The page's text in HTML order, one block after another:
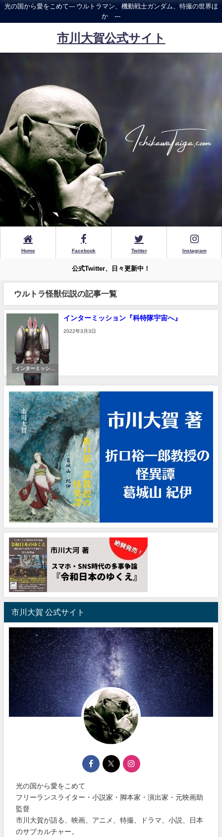
光の国から愛をこめて--- ウルトラマン、機動戦士ガンダム、特撮の世界ほ
か ---
市川大賀公式サイト
Home Facebook Twitter Instagram
公式Twitter、日々更新中！
ウルトラ怪獣伝説の記事一覧
インターミッショ
ン
インターミッション『科特隊宇宙へ』
2022年3月3日
市川大賀 公式サイト
光の国から愛をこめて
フリーランスライター・小説家・脚本家・演出家・元映画助
監督
市川大賀が語る、映画、アニメ、特撮、ドラマ、小説、日本
のサブカルチャー。